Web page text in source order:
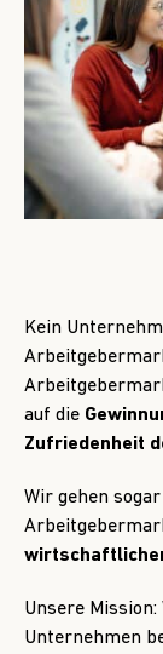
Kein
auf die
Zufriedenheit
Wir gehen
Unsere
Unternehmen